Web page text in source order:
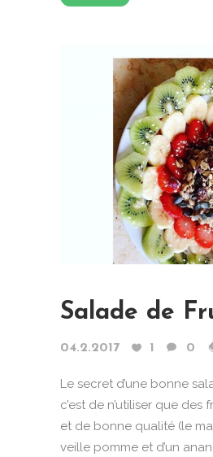
Salade de
04.2.2017 1 0
Le secret d’une bonne
c’est de n’utiliser que des
et de bonne qualité (le
veille pomme et d’un